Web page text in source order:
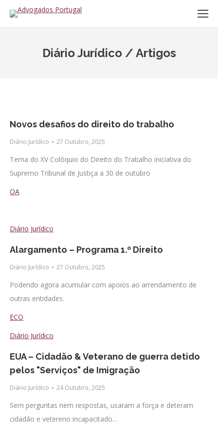
Diário Jurídico / Artigos
Novos desafios do direito do trabalho
Diário Jurídico 27 Outubro, 2025
Tema do XV Colóquio do Direito do Trabalho iniciativa do
Supremo Tribunal de Justiça a 30 de outubro
OA
Diário Jurídico
Alargamento – Programa 1.º Direito
Diário Jurídico 27 Outubro, 2025
Podendo agora acumular com apoios ao arrendamento de
outras entidades.
ECO
Diário Jurídico
EUA – Cidadão & Veterano de guerra detido
pelos "Serviços" de Imigração
Diário Jurídico 24 Outubro, 2025
Sem perguntas nem respostas, usaram a força e deteram
cidadão e vetereno incapacitado…